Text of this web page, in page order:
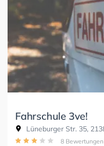
Fahrschule 3ve!
Lüneburger Str. 35,
8 Bewertungen